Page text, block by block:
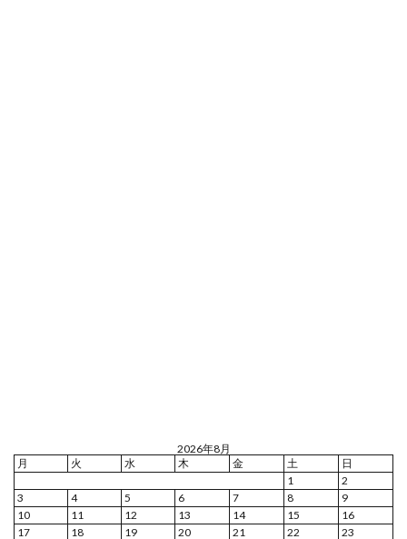
2026年8月
月
火 水 木 金 土
日
1
2
3
4 5 6 7 8
9
10
11 12 13 14 15
16
17
18 19 20 21 22 23